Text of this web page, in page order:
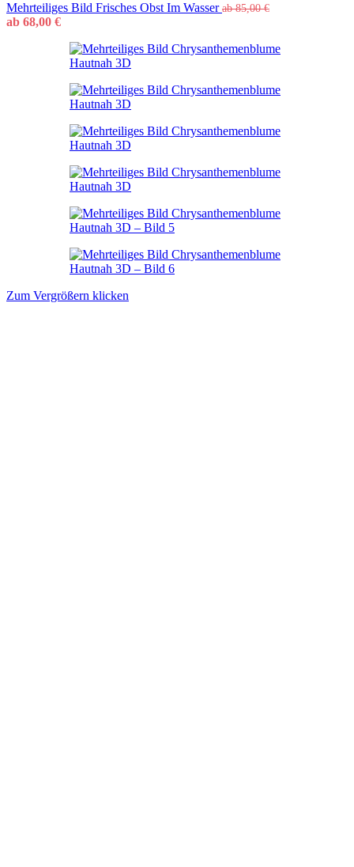
Mehrteiliges Bild Frisches Obst Im Wasserab85,00€
ab 68,00 €
Zum Vergrößern klicken